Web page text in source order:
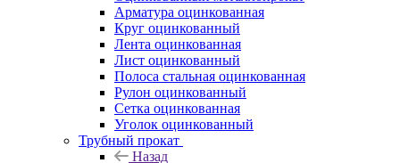
Арматура оцинкованная
Круг оцинкованный
Лента оцинкованная
Лист оцинкованный
Полоса стальная оцинкованная
Рулон оцинкованный
Сетка оцинкованная
Уголок оцинкованный
Трубный прокат
Назад